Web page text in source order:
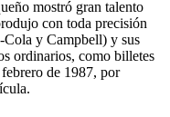
mostró gran talento
con toda precisión
Cola y Campbell) y sus
ordinarios, como billetes
de 1987, por